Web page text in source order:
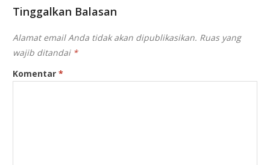
Tinggalkan Balasan
Alamat email Anda tidak akan dipublikasikan. Ruas yang
wajib ditandai *
Komentar*